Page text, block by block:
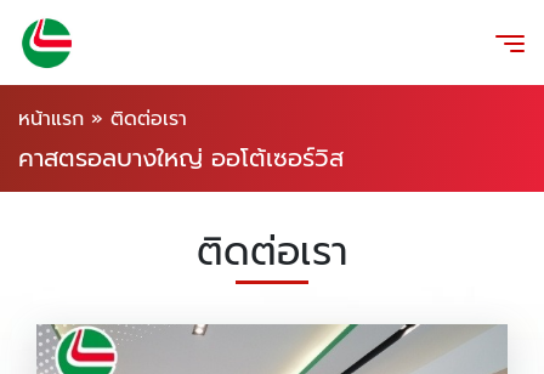
หน้าแรก » ติดต่อเรา
คาสตรอลบางใหญ่ ออโต้เซอร์วิส
ติดต่อเรา